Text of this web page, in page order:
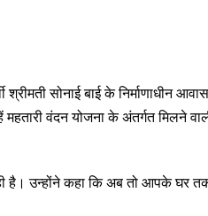
सोनाई बाई के निर्माणाधीन
वंदन योजना के अंतर्गत मिलने
कहा कि अब तो आपके घर तक